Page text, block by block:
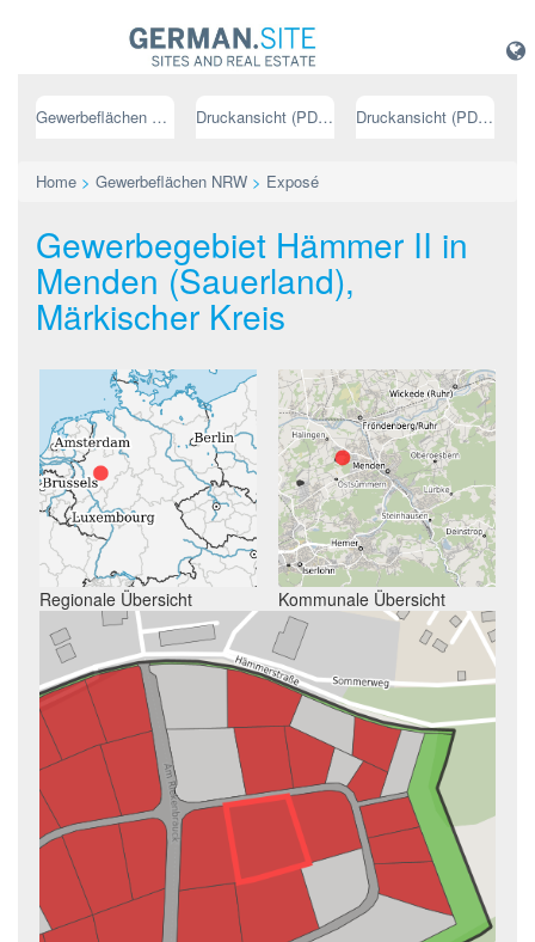
Gewerbeflächen NRW Druckansicht (PDF) // deutsch Druckansicht (PDF) // englisch
Home > Gewerbeflächen NRW > Exposé
Gewerbegebiet Hämmer II in
Menden (Sauerland),
Märkischer Kreis
Regionale Übersicht Kommunale Übersicht